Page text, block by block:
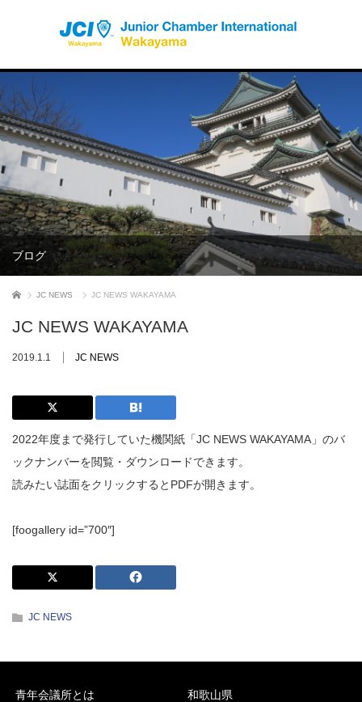
ブログ
ホーム JC NEWS JC NEWS WAKAYAMA
JC NEWS WAKAYAMA
2019.1.1 JC NEWS
2022年度まで発行していた機関紙「JC NEWS WAKAYAMA」のバ
ックナンバーを閲覧・ダウンロードできます。
読みたい誌面をクリックするとPDFが開きます。
[foogallery id=”700″]
JC NEWS
青年会議所とは 和歌山県